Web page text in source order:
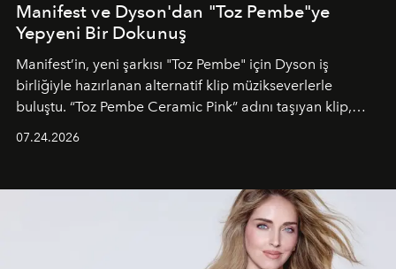
Manifest ve Dyson'dan "Toz Pembe"ye
Yepyeni Bir Dokunuş
Manifest’in, yeni şarkısı "Toz Pembe" için Dyson iş
birliğiyle hazırlanan alternatif klip müzikseverlerle
buluştu. “Toz Pembe Ceramic Pink” adını taşıyan klip,
unsurlarından biri olarak öne çıkıyor.
07.24.2026